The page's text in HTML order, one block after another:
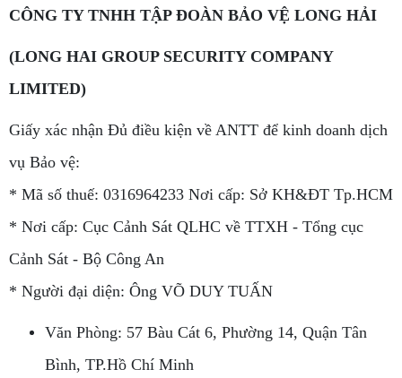
CÔNG TY TNHH TẬP ĐOÀN BẢO VỆ LONG HẢI
(LONG HAI GROUP SECURITY COMPANY
LIMITED)
Giấy xác nhận Đủ điều kiện về ANTT để kinh doanh dịch
vụ Bảo vệ:
* Mã số thuế: 0316964233 Nơi cấp: Sở KH&ĐT Tp.HCM
* Nơi cấp: Cục Cảnh Sát QLHC về TTXH - Tổng cục
Cảnh Sát - Bộ Công An
* Người đại diện: Ông VÕ DUY TUẤN
Văn Phòng: 57 Bàu Cát 6, Phường 14, Quận Tân
Bình, TP.Hồ Chí Minh